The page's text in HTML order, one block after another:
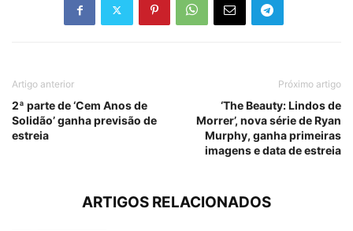
Artigo anterior
2ª parte de ‘Cem Anos de
Solidão’ ganha previsão de
estreia
Próximo artigo
‘The Beauty: Lindos de
Morrer’, nova série de Ryan
Murphy, ganha primeiras
imagens e data de estreia
ARTIGOS RELACIONADOS